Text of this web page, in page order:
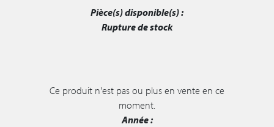
Pièce(s) disponible(s) :
Rupture de stock
Ce produit n'est pas ou plus en vente en ce
moment.
Année :